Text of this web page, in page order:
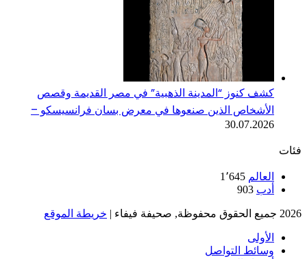
كشف كنوز “المدينة الذهبية” في مصر القديمة وقصص
الأشخاص الذين صنعوها في معرض بسان فرانسيسكو –
30.07.2026
فئات
العالم 1٬645
أدب 903
2026 جميع الحقوق محفوظة, صحيفة فيفاء | خريطة الموقع
الأولى
وسائط التواصل